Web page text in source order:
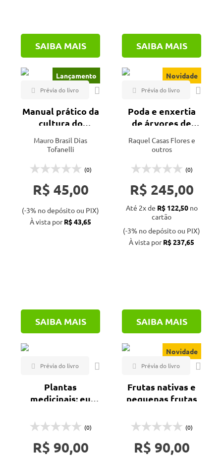
SAIBA MAIS SAIBA MAIS
Lançamento
Manual prático da
cultura do
abacaxizeiro
Mauro Brasil Dias
Tofanelli
(0)
R$ 45,00
(-3% no depósito ou PIX)
À vista porR$ 43,65
SAIBA MAIS
Novidade
Poda e enxertia
de árvores de
Raquel Casas Flores e
outros
(0)
R$ 245,00
Até 2x de R$ 122,50no
cartão
(-3% no depósito ou PIX)
À vista porR$ 237,65
SAIBA MAIS
Plantas
medicinais: eu
estou usando?
(0)
R$ 90,00
Novidade
Frutas nativas e
pequenas frutas
(0)
R$ 90,00